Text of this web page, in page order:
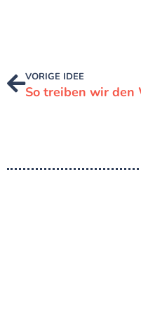
VORIGE IDEE
So treiben wir den